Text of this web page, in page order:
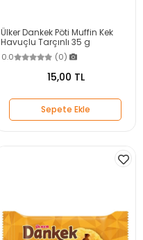
Ülker Dankek Pöti Muffin Kek
Havuçlu Tarçınlı 35 g
0.0 (0)
15,00 TL
Sepete Ekle